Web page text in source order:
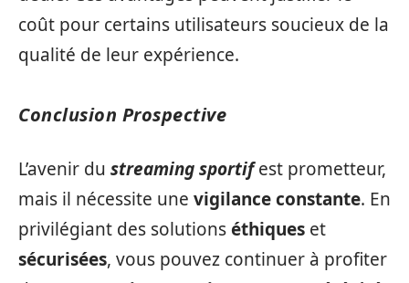
coût pour certains utilisateurs soucieux de la
qualité de leur expérience.
Conclusion Prospective
L’avenir du streaming sportifest prometteur,
mais il nécessite une vigilance constante. En
privilégiant des solutionséthiques et
sécurisées, vous pouvez continuer à profiter